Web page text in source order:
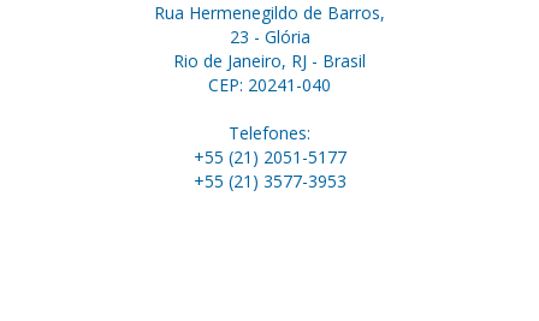
Rua Hermenegildo de Barros,
23 - Glória
Rio de Janeiro, RJ - Brasil
CEP: 20241-040
Telefones:
+55 (21) 2051-5177
+55 (21) 3577-3953